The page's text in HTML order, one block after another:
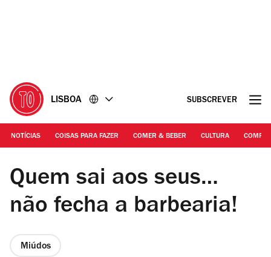
LISBOA SUBSCREVER
NOTÍCIAS COISAS PARA FAZER COMER & BEBER CULTURA
DR | Jardim das Oliveiras
Quem sai aos seus…
não fecha a barbearia!
Miúdos